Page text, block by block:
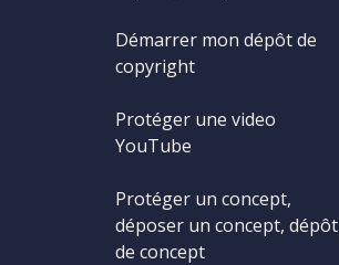
Démarrer mon dépôt de
copyright
Protéger une video
YouTube
Protéger un concept,
déposer un concept, dépôt
de concept